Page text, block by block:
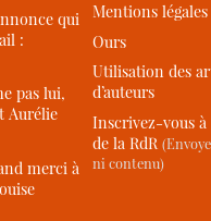
qui
:
pas lui,
Aurélie
merci à
Mentions légales
Ours
Utilisation des
d’auteurs
Inscrivez-vous
de la RdR
ni contenu)